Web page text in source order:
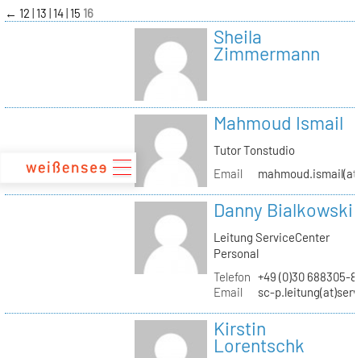
zum
Inhalt
← 12 13 14 15 16
Sheila
Zimmermann
Mahmoud Ismail
Tutor Tonstudio
Email
Danny Bialkowski
Leitung ServiceCenter
Personal
Telefon +49 (0)30 688305-
Email
sc-
Kirstin
Lorentschk